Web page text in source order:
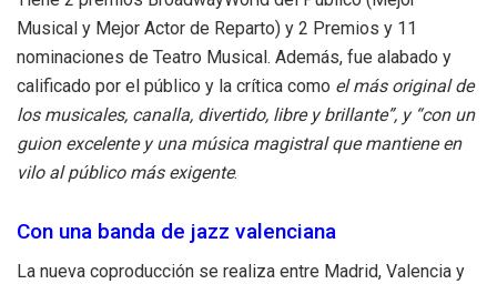
Musical y Mejor Actor de Reparto) y 2 Premios y 11
nominaciones de Teatro Musical. Además, fue alabado y
calificado por el público y la crítica como el más original de
los musicales, canalla, divertido, libre y brillante”, y “con un
guion excelente y una música magistral que mantiene en
vilo al público más exigente.
Con una banda de jazz valenciana
La nueva coproducción se realiza entre Madrid, Valencia y